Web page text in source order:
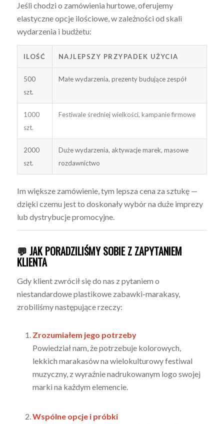
Jeśli chodzi o zamówienia hurtowe, oferujemy
elastyczne opcje ilościowe, w zależności od skali
wydarzenia i budżetu:
ILOŚĆ NAJLEPSZY PRZYPADEK UŻYCIA
500
szt.
Małe wydarzenia, prezenty budujące zespół
1000
szt.
Festiwale średniej wielkości, kampanie firmowe
2000
szt.
Duże wydarzenia, aktywacje marek, masowe
rozdawnictwo
Im większe zamówienie, tym lepsza cena za sztukę —
dzięki czemu jest to doskonały wybór na duże imprezy
lub dystrybucje promocyjne.
💬 JAK PORADZILIŚMY SOBIE Z ZAPYTANIEM
KLIENTA
Gdy klient zwrócił się do nas z pytaniem o
niestandardowe plastikowe zabawki-marakasy,
zrobiliśmy następujące rzeczy:
Zrozumiałem jego potrzeby
Powiedział nam, że potrzebuje kolorowych,
lekkich marakasów na wielokulturowy festiwal
muzyczny, z wyraźnie nadrukowanym logo swojej
marki na każdym elemencie.
Wspólne opcje i próbki